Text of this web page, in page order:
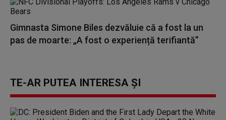
Gimnasta Simone Biles dezvăluie că a fost la un
pas de moarte: „A fost o experiență terifiantă”
TE-AR PUTEA INTERESA ȘI